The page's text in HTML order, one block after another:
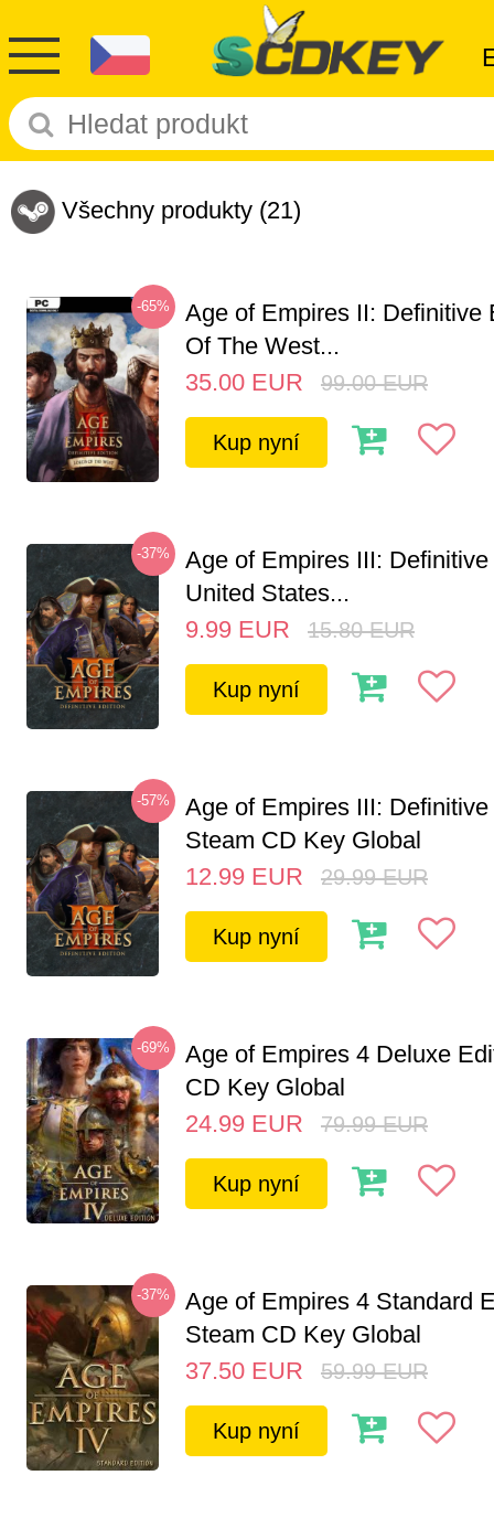
Všechny produkty (21)
-65%
Age of Empires II: Definitive
Of The West...
35.00 EUR 99.00 EUR
Kup nyní
-37%
Age of Empires III:
United States...
9.99 EUR 15.80 EUR
Kup nyní
-57%
Age of Empires III:
Steam CD Key Global
12.99 EUR 29.99 EUR
Kup nyní
-69%
Age of Empires 4 Deluxe
CD Key Global
24.99 EUR 79.99 EUR
Kup nyní
-37%
Age of Empires 4 Standard
Steam CD Key Global
37.50 EUR 59.99 EUR
Kup nyní